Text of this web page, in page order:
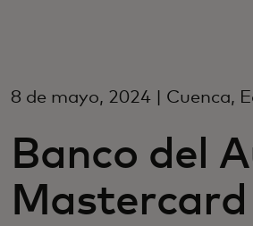
Para empresas
Para el mundo
Para innovadores
8 de mayo, 2024 | Cuenca,
Banco del
Mastercard